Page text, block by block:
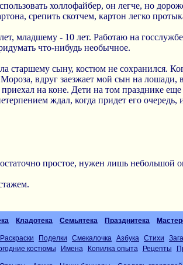
холлофайбер, он легче, но
срепить скотчем, картон легко
младшему - 10 лет. Работаю на
что-нибудь необычное.
старшему сыну, костюм не сохранился.
вдруг заезжает мой сын на лошади,
на коне. Дети на том празднике
ждал, когда придет его очередь,
простое, нужен лишь небольшой
Кладотека Семьятека Празднитека
Раскраски Поделки Смекалочка Азбука Стихи
костюмы Имена Копилка опыта Рецепты